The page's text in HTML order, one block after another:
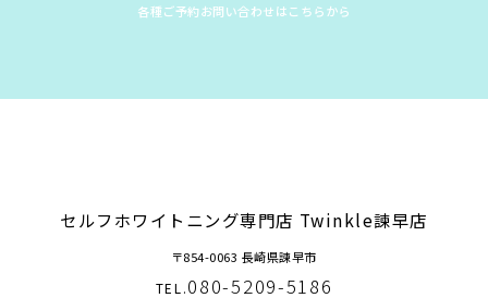
各種ご予約お問い合わせはこちらから
セルフホワイトニング専門店 Twinkle諫早店
〒854-0063 長崎県諫早市
TEL.080-5209-5186